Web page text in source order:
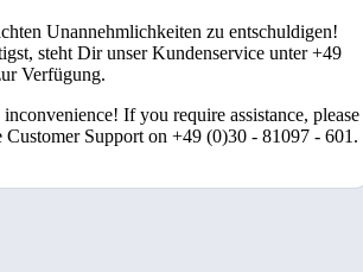
Unannehmlichkeiten zu entschuldigen!
steht Dir unser Kundenservice unter +49
Verfügung.
If you require assistance, please
Customer Support on +49 (0)30 - 81097 - 601.